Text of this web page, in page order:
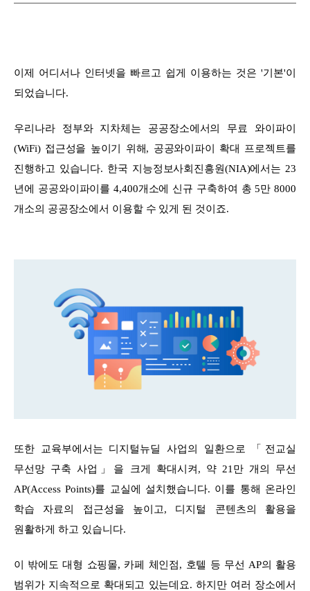
이제 어디서나 인터넷을 빠르고 쉽게 이용하는 것은 '기본'이
되었습니다.
우리나라 정부와 지차체는 공공장소에서의 무료 와이파이
(WiFi) 접근성을 높이기 위해, 공공와이파이 확대 프로젝트를
진행하고 있습니다. 한국 지능정보사회진흥원(NIA)에서는 23
년에 공공와이파이를 4,400개소에 신규 구축하여 총 5만 8000
개소의 공공장소에서 이용할 수 있게 된 것이죠.
또한 교육부에서는 디지털뉴딜 사업의 일환으로 「전교실
무선망 구축 사업」을 크게 확대시켜, 약 21만 개의 무선
AP(Access Points)를 교실에 설치했습니다. 이를 통해 온라인
학습 자료의 접근성을 높이고, 디지털 콘텐츠의 활용을
원활하게 하고 있습니다.
이 밖에도 대형 쇼핑몰, 카페 체인점, 호텔 등 무선 AP의 활용
범위가 지속적으로 확대되고 있는데요. 하지만 여러 장소에서